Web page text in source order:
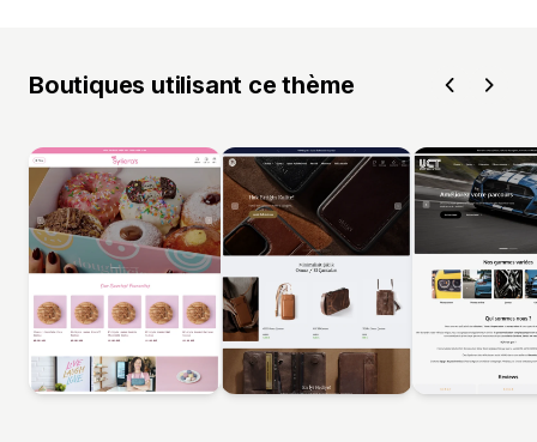
Boutiques utilisant ce thème